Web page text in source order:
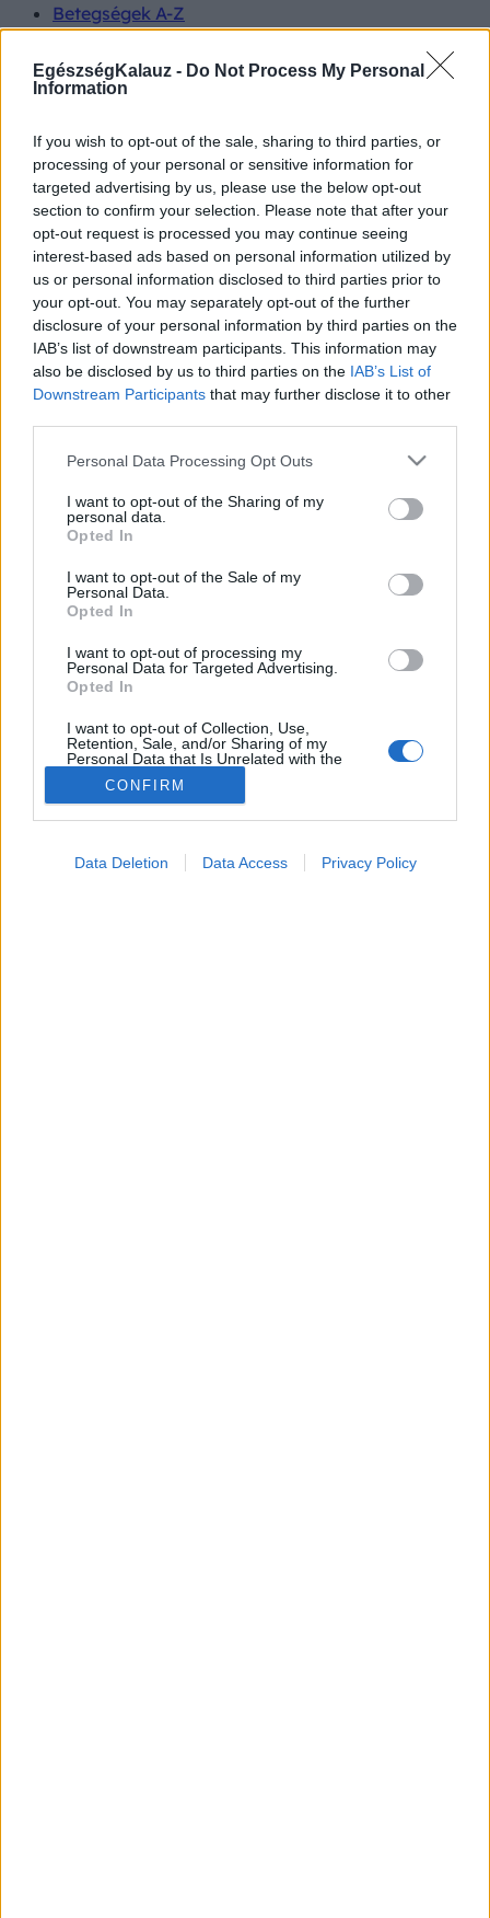
EgészségKalauz - Do Not Process My Personal
Information
If you wish to opt-out of the sale, sharing to third parties, or
processing of your personal or sensitive information for
targeted advertising by us, please use the below opt-out
section to confirm your selection. Please note that after your
opt-out request is processed you may continue seeing
interest-based ads based on personal information utilized by
us or personal information disclosed to third parties prior to
your opt-out. You may separately opt-out of the further
disclosure of your personal information by third parties on the
IAB’s list of downstream participants. This information may
also be disclosed by us to third parties on the IAB’s List of
Downstream Participants that may further disclose it to other
Please note that this website/app uses one or more Google
not limited to your visit or usage behaviour. You may click to
grant or deny consent to Google and its third-party tags to
use your data for below specified purposes in below Google
consent section.
Personal Data Processing Opt Outs
I want to opt-out of the Sharing of my
personal data.
Opted In
I want to opt-out of the Sale of my
Personal Data.
Opted In
I want to opt-out of processing my
Personal Data for Targeted Advertising.
Opted In
I want to opt-out of Collection, Use,
Retention, Sale, and/or Sharing of my
Personal Data that Is Unrelated with the
Purposes for which it was collected.
Opted Out
CONFIRM
Data Deletion Data Access Privacy Policy
Betegségek A-Z
Tünet
Kezelés
Életmódváltás
Prevenció
Hírek
Videók
Kisállatok egészsége
#allergia#influenza#cukorbetegség
#orvosmeteorológia#vérnyomás#stroke#rákbetegség
#pajzsmirigy #reflux#ekcéma #herpesz
Regisztráció
Orosz vakcina